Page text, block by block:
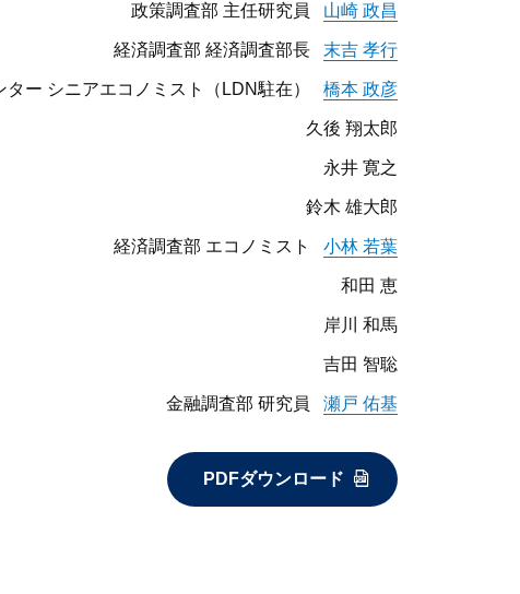
政策調査部 主任研究員 山崎 政昌
経済調査部 経済調査部長 末吉 孝行
ター シニアエコノミスト（LDN駐在） 橋本 政彦
久後 翔太郎
永井 寛之
鈴木 雄大郎
経済調査部 エコノミスト 小林 若葉
和田 恵
岸川 和馬
吉田 智聡
金融調査部 研究員 瀬戸 佑基
PDFダウンロード